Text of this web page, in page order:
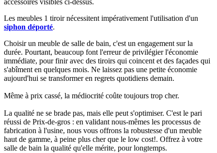
accessoires visibles ci-dessus.​
Les meubles 1 tiroir nécessitent impérativement l'utilisation d'un
siphon déporté.​
Choisir un meuble de salle de bain, c'est un engagement sur la
durée. Pourtant, beaucoup font l'erreur de privilégier l'économie
immédiate, pour finir avec des tiroirs qui coincent et des façades qui
s'abîment en quelques mois. Ne laissez pas une petite économie
aujourd'hui se transformer en regrets quotidiens demain.
Même à prix cassé, la médiocrité coûte toujours trop cher.
La qualité ne se brade pas, mais elle peut s'optimiser. C'est le pari
réussi de Prix-de-gros : en validant nous-mêmes les processus de
fabrication à l'usine, nous vous offrons la robustesse d'un meuble
haut de gamme, à peine plus cher que le low cost!. Offrez à votre
salle de bain la qualité qu'elle mérite, pour longtemps.